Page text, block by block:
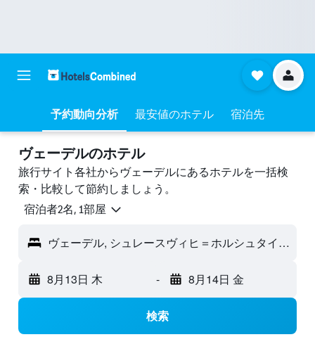
予約動向分析 最安値のホテル 宿泊先
ヴェーデルのホテル
旅行サイト各社からヴェーデルにあるホテルを一括検
索・比較して節約しましょう。
宿泊者2名, 1​部屋
ヴェーデル, シュレースヴィヒ＝ホルシュタイン, ドイツ
8月13日 木 - 8月14日 金
検索